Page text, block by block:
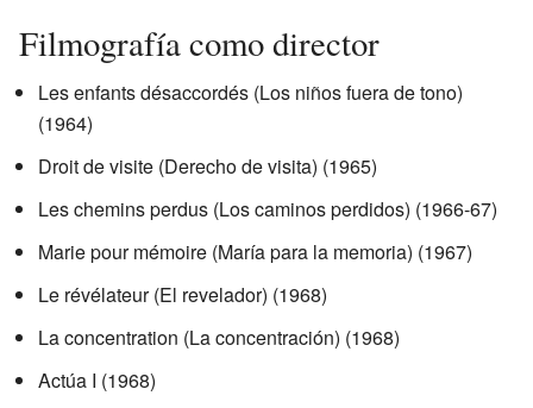
Filmografía como director
Les enfants désaccordés (Los niños fuera de tono)
(1964)
Droit de visite (Derecho de visita) (1965)
Les chemins perdus (Los caminos perdidos) (1966-67)
Marie pour mémoire (María para la memoria) (1967)
Le révélateur (El revelador) (1968)
La concentration (La concentración) (1968)
Actúa I (1968)